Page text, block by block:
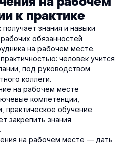
к практике
знания и навыки
обязанностей
на рабочем месте.
человек учится
под руководством
коллеги.
на рабочем месте
компетенции,
практическое обучение
закрепить знания
на рабочем месте — дать